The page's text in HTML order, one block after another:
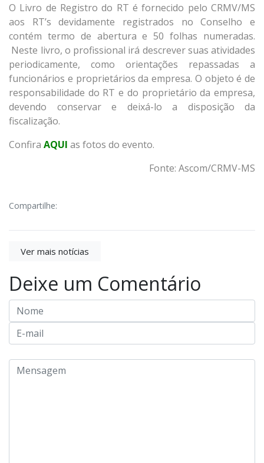
O Livro de Registro do RT é fornecido pelo CRMV/MS
aos RT’s devidamente registrados no Conselho e
contém termo de abertura e 50 folhas numeradas.
Neste livro, o profissional irá descrever suas atividades
periodicamente, como orientações repassadas a
funcionários e proprietários da empresa. O objeto é de
responsabilidade do RT e do proprietário da empresa,
devendo conservar e deixá-lo a disposição da
fiscalização.
Confira AQUI as fotos do evento.
Fonte: Ascom/CRMV-MS
Compartilhe:
Ver mais notícias
Deixe um Comentário